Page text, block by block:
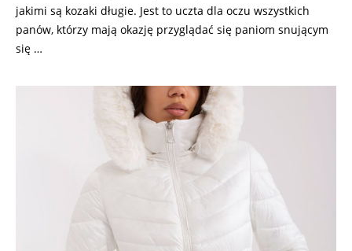
jakimi są kozaki długie. Jest to uczta dla oczu wszystkich
panów, którzy mają okazję przyglądać się paniom snującym
się …